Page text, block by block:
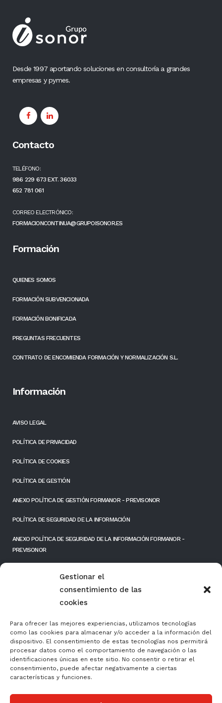
Gestionar el
consentimiento de las
cookies
Para ofrecer las mejores experiencias, utilizamos tecnologías
como las cookies para almacenar y/o acceder a la información del
dispositivo. El consentimiento de estas tecnologías nos permitirá
procesar datos como el comportamiento de navegación o las
identificaciones únicas en este sitio. No consentir o retirar el
consentimiento, puede afectar negativamente a ciertas
características y funciones.
Desde 1997 aportando soluciones en consultoría a grandes
empresas y pymes.
Contacto
TELÉFONO:
986 229 673 EXT. 36033
652 781 061
CORREO ELECTRÓNICO:
FORMACIONCONTINUA@GRUPOISONOR.ES
Formación
QUIENES SOMOS
FORMACIÓN SUBVENCIONADA
FORMACIÓN BONIFICADA
PREGUNTAS FRECUENTES
CONTRATO DE ENCOMIENDA FORMACIÓN Y NORMALIZACIÓN S.L.
Información
AVISO LEGAL
POLÍTICA DE PRIVACIDAD
POLÍTICA DE COOKIES
POLÍTICA DE GESTIÓN
ANEXO POLÍTICA DE GESTIÓN FORMANOR - PREVISONOR
POLÍTICA DE SEGURIDAD DE LA INFORMACIÓN
ANEXO POLÍTICA DE SEGURIDAD DE LA INFORMACIÓN FORMANOR -
PREVISONOR
FONDOS PÚBLICOS